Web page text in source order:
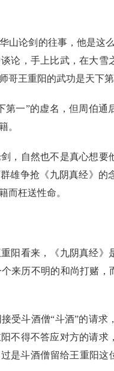
山论剑的往事，他是这
论，手上比武，在大雪
哥王重阳的武功是天下
第一”的虚名，但周伯通
。
，自然也不是真心想要
雄争抢《九阴真经》的
而枉送性命。
阳看来，《九阴真经》
来历不明的和尚打赌，
受斗酒僧“斗酒”的请求
不得不答应对方的请求
是斗酒僧留给王重阳这